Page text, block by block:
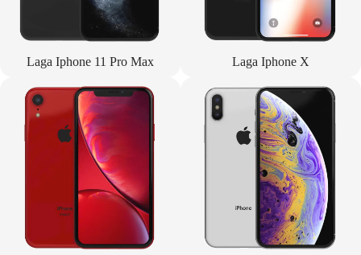
Laga Iphone 11 Pro Max Laga Iphone X